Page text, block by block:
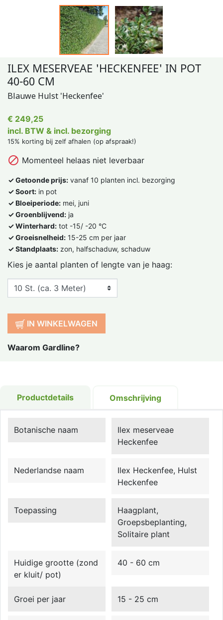
ILEX MESERVEAE 'HECKENFEE' IN POT
40-60 CM
Blauwe Hulst 'Heckenfee'
€ 249,25
incl. BTW & incl. bezorging
15% korting bij zelf afhalen (op afspraak!)
 Momenteel helaas niet leverbaar
✓ Getoonde prijs: vanaf 10 planten incl. bezorging
✓ Soort: in pot
✓ Bloeiperiode: mei, juni
✓ Groenblijvend: ja
✓ Winterhard: tot -15/ -20 °C
✓ Groeisnelheid: 15-25 cm per jaar
✓ Standplaats: zon, halfschaduw, schaduw
Kies je aantal planten of lengte van je haag:
IN WINKELWAGEN
Waarom Gardline?
Productdetails Omschrijving
Botanische naam
Ilex meserveae
Heckenfee
Nederlandse naam
Ilex Heckenfee, Hulst
Heckenfee
Toepassing
Haagplant,
Groepsbeplanting,
Solitaire plant
Huidige grootte (zond
er kluit/ pot)
40 - 60 cm
Groei per jaar 15 - 25 cm